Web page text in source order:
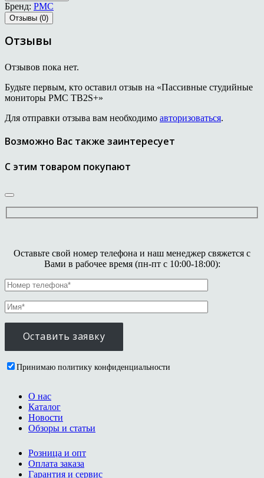
Бренд: PMC
Отзывы (0)
Отзывы
Отзывов пока нет.
Будьте первым, кто оставил отзыв на «Пассивные студийные
мониторы PMC TB2S+»
Для отправки отзыва вам необходимо авторизоваться.
Возможно Вас также заинтересует
С этим товаром покупают
Оставьте свой номер телефона и наш менеджер свяжется с
Вами в рабочее время (пн-пт с 10:00-18:00):
Принимаю политику конфиденциальности
О нас
Каталог
Новости
Обзоры и статьи
Розница и опт
Оплата заказа
Гарантия и сервис